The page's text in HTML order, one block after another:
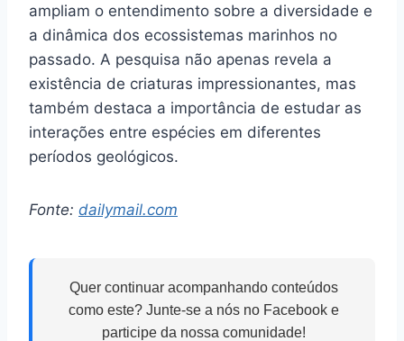
ampliam o entendimento sobre a diversidade e
a dinâmica dos ecossistemas marinhos no
passado. A pesquisa não apenas revela a
existência de criaturas impressionantes, mas
também destaca a importância de estudar as
interações entre espécies em diferentes
períodos geológicos.
Fonte: dailymail.com
Quer continuar acompanhando conteúdos
como este? Junte-se a nós no Facebook e
participe da nossa comunidade!